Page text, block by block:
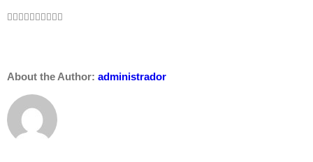
Facebook
Twitter
LinkedIn
Reddit
WhatsApp
Tumblr
Pinterest
VkXing
About the Author: administrador